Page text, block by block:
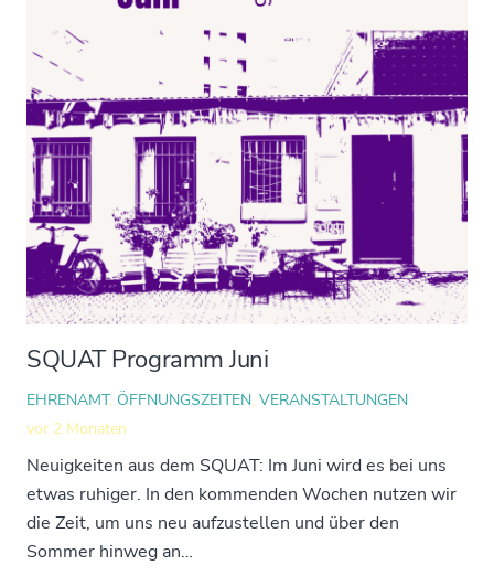
SQUAT Programm Juni
EHRENAMT, ÖFFNUNGSZEITEN, VERANSTALTUNGEN
vor 2 Monaten
Neuigkeiten aus dem SQUAT: Im Juni wird es bei uns
etwas ruhiger. In den kommenden Wochen nutzen wir
die Zeit, um uns neu aufzustellen und über den
Sommer hinweg an…